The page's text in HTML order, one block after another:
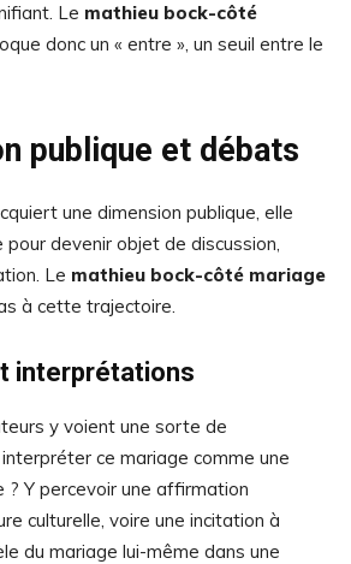
Le mathieu bock-côté
donc un « entre », un seuil entre le
publique et débats
une dimension publique, elle
devenir objet de discussion,
Le mathieu bock-côté mariage
à cette trajectoire.
interprétations
y voient une sorte de
ce mariage comme une
Y percevoir une affirmation
culturelle, voire une incitation à
du mariage lui-même dans une